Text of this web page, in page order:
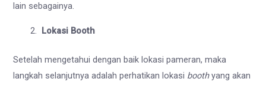
lain sebagainya.
Lokasi Booth
Setelah mengetahui dengan baik lokasi pameran, maka
langkah selanjutnya adalah perhatikan lokasi boothyang akan